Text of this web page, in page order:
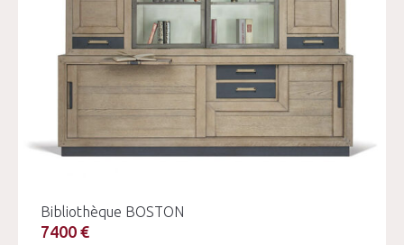
Bibliothèque BOSTON
7400 €